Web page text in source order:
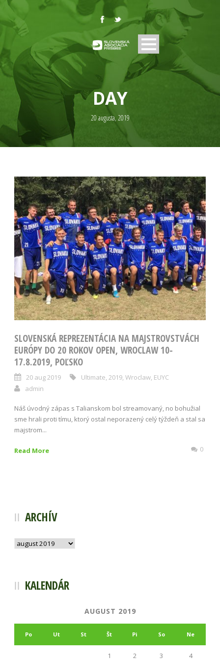
DAY
20 augusta, 2019
SLOVENSKÁ REPREZENTÁCIA NA MAJSTROVSTVÁCH
EURÓPY DO 20 ROKOV OPEN, WROCLAW 10-
17.8.2019, POĽSKO
20 aug 2019 Ultimate, 2019, Wroclaw, EUYC
admin
Náš úvodný zápas s Talianskom bol streamovaný, no bohužial
sme hrali proti tímu, ktorý ostal neporazený celý týždeň a stal sa
majstrom...
Read More 0
ARCHÍV
Archív
KALENDÁR
AUGUST 2019
Po Ut St Št Pi So Ne
1 2 3 4